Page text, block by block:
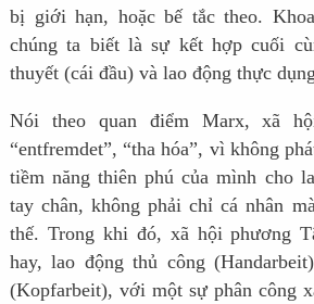
bị giới hạn, hoặc bế tắc theo.
chúng ta biết là sự kết hợp cuối
thuyết (cái đầu) và lao động thực
Nói theo quan điểm Marx, xã
“entfremdet”, “tha hóa”, vì không
tiềm năng thiên phú của mình cho
tay chân, không phải chỉ cá nhân
thế. Trong khi đó, xã hội phương
hay, lao động thủ công
(Kopfarbeit), với một sự phân công